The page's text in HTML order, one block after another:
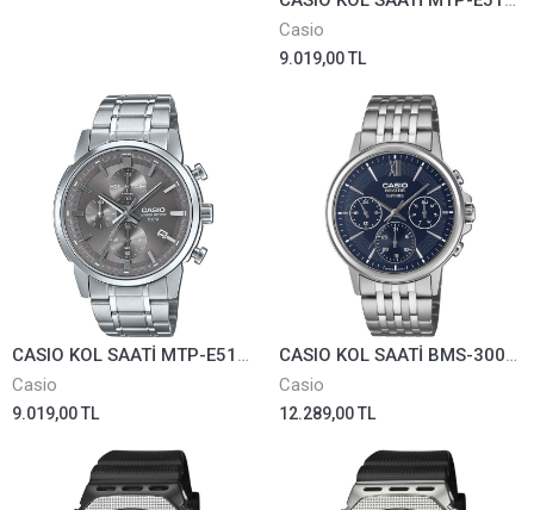
Casio
9.019,00 TL
CASIO KOL SAATİ MTP-E510D-8AVDF
Casio
9.019,00 TL
CASIO KOL SAATİ BMS-300D-2AVDF
Casio
12.289,00 TL